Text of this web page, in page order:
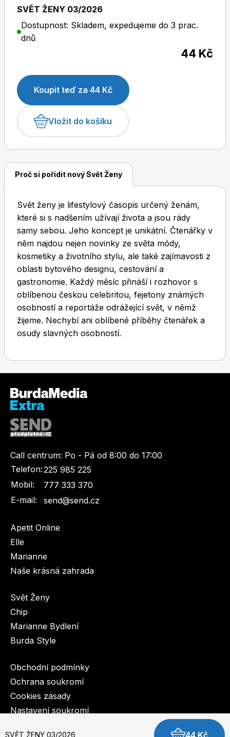
Sudoku a křížovky
Dětské časopisy
Burda Best of
Burda Kids
Toprecepty.cz
SVĚT ŽENY 03/2026 44 Kč
SVĚT ŽENY 03/2026
Dostupnost: Skladem, expedujeme do 3 prac.
dnů
44 Kč
Koupit teď za 44 Kč
Vložit do košíku
Proč si pořídit nový Svět Ženy
Svět ženy je lifestylový časopis určený ženám,
které si s nadšením užívají života a jsou rády
samy sebou. Jeho koncept je unikátní. Čtenářky v
něm najdou nejen novinky ze světa módy,
kosmetiky a životního stylu, ale také zajímavosti z
oblasti bytového designu, cestování a
gastronomie. Každý měsíc přináší i rozhovor s
oblíbenou českou celebritou, fejetony známých
osobností a reportáže odrážející svět, v němž
žijeme. Nechybí ani oblíbené příběhy čtenářek a
osudy slavných osobností.
Call centrum: Po - Pá od 8:00 do 17:00
Telefon:225 985 225
Mobil:
777 333 370
E-mail:
send@send.cz
Apetit Online
Elle
Marianne
Naše krásná zahrada
Svět Ženy
Chip
Marianne Bydlení
Burda Style
Obchodní podmínky
Ochrana soukromí
Cookies zásady
Nastavení soukromí